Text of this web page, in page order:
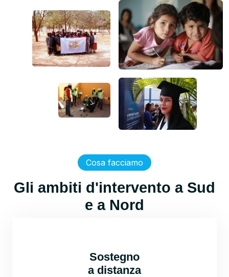
Cosa facciamo
Gli ambiti d'intervento a Sud
e a Nord
Sostegno
a distanza